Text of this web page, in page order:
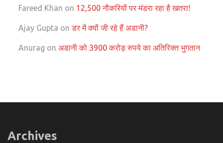
Fareed Khan on 12,500 नौकरियों पर मंडरा रहा है खतरा!
Ajay Gupta onडर में क्यों जी रहे हैं अडानी?
Anurag on अडानी को 3900 करोड़ रुपये का अतिरिक्त भुगतान
Archives